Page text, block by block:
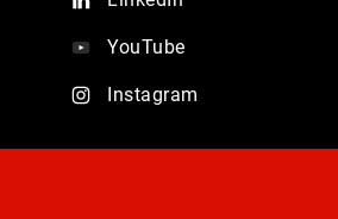
YouTube
Instagram